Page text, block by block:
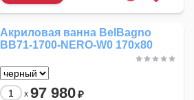
Акриловая ванна BelBagno
BB71-1700-NERO-W0 170x80
x 97 980₽